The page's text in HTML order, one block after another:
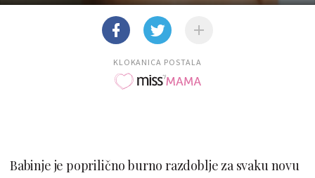
KLOKANICA POSTALA
Babinje je poprilično burno razdoblje za svaku novu